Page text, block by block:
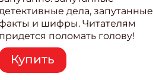
дела, запутанные
и шифры. Читателям
придется поломать голову!
Внутри: Шифры и
расшифровки Плетем
запутанные поделки
Купить